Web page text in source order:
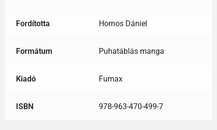
Fordította Hornos Dániel
Formátum Puhatáblás manga
Kiadó Fumax
ISBN 978-963-470-499-7